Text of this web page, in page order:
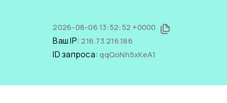
2026-08-06 13:52:52 +0000
Ваш IP:216.73.216.186
ID запроса:qqQoNh5xKeA1